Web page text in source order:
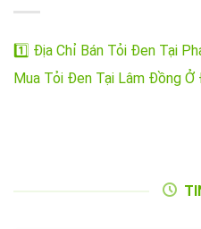
1️⃣ Địa Chỉ Bán Tỏi Đen Tại
Mua Tỏi Đen Tại Lâm Đồng Ở